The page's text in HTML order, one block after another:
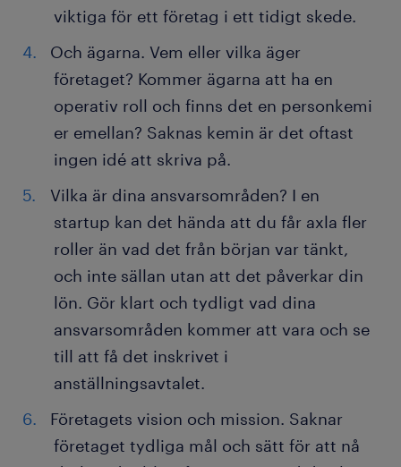
viktiga för ett företag i ett tidigt skede.
Och ägarna. Vem eller vilka äger
företaget? Kommer ägarna att ha en
operativ roll och finns det en personkemi
er emellan? Saknas kemin är det oftast
ingen idé att skriva på.
Vilka är dina ansvarsområden? I en
startup kan det hända att du får axla fler
roller än vad det från början var tänkt,
och inte sällan utan att det påverkar din
lön. Gör klart och tydligt vad dina
ansvarsområden kommer att vara och se
till att få det inskrivet i
anställningsavtalet.
Företagets vision och mission. Saknar
företaget tydliga mål och sätt för att nå